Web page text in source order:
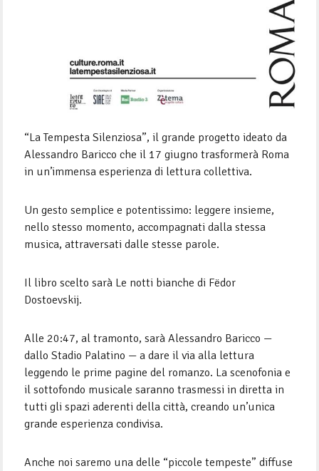
“La Tempesta Silenziosa”, il grande progetto ideato da
Alessandro Baricco che il 17 giugno trasformerà Roma
in un’immensa esperienza di lettura collettiva.
Un gesto semplice e potentissimo: leggere insieme,
nello stesso momento, accompagnati dalla stessa
musica, attraversati dalle stesse parole.
Il libro scelto sarà Le notti bianche di Fëdor
Dostoevskij.
Alle 20:47, al tramonto, sarà Alessandro Baricco —
dallo Stadio Palatino — a dare il via alla lettura
leggendo le prime pagine del romanzo. La scenofonia e
il sottofondo musicale saranno trasmessi in diretta in
tutti gli spazi aderenti della città, creando un’unica
grande esperienza condivisa.
Anche noi saremo una delle “piccole tempeste” diffuse